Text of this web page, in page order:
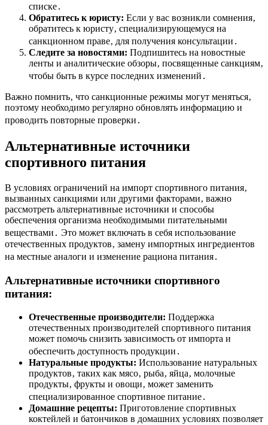
списке․
Обратитесь к юристу: Если у вас возникли сомнения‚
обратитесь к юристу‚ специализирующемуся на
санкционном праве‚ для получения консультации․
Следите за новостями: Подпишитесь на новостные
ленты и аналитические обзоры‚ посвященные санкциям‚
чтобы быть в курсе последних изменений․
Важно помнить‚ что санкционные режимы могут меняться‚
поэтому необходимо регулярно обновлять информацию и
проводить повторные проверки․
Альтернативные источники
спортивного питания
В условиях ограничений на импорт спортивного питания‚
вызванных санкциями или другими факторами‚ важно
рассмотреть альтернативные источники и способы
обеспечения организма необходимыми питательными
веществами․ Это может включать в себя использование
отечественных продуктов‚ замену импортных ингредиентов
на местные аналоги и изменение рациона питания․
Альтернативные источники спортивного
питания:
Отечественные производители: Поддержка
отечественных производителей спортивного питания
может помочь снизить зависимость от импорта и
обеспечить доступность продукции․
Натуральные продукты: Использование натуральных
продуктов‚ таких как мясо‚ рыба‚ яйца‚ молочные
продукты‚ фрукты и овощи‚ может заменить
специализированное спортивное питание․
Домашние рецепты: Приготовление спортивных
коктейлей и батончиков в домашних условиях позволяет